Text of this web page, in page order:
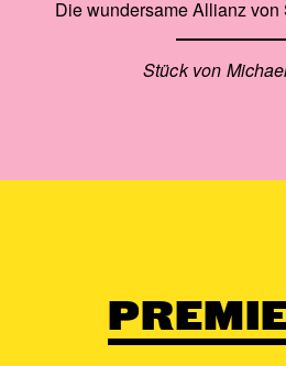
Die wundersame Allianz
Stück von